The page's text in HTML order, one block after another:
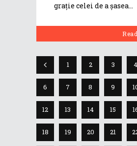
grație celei de a șasea
1 2 3 4
6 7 8 9
12 13 14 15
18 19 20 21